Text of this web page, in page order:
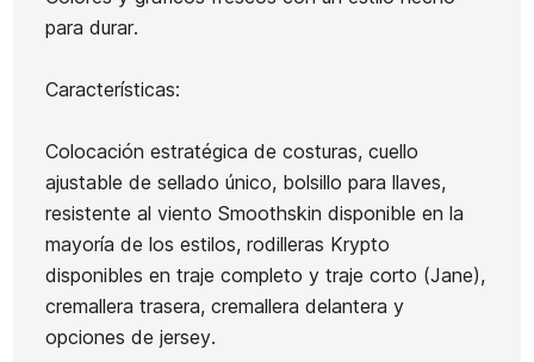
para durar.
Características:
Colocación estratégica de costuras, cuello
ajustable de sellado único, bolsillo para llaves,
resistente al viento Smoothskin disponible en la
mayoría de los estilos, rodilleras Krypto
disponibles en traje completo y traje corto (Jane),
cremallera trasera, cremallera delantera y
opciones de jersey.
Ean13
Marathon
mm
75,00 € 75,00 € 80,00 € -15% 68,00 €
No hay características para comparar